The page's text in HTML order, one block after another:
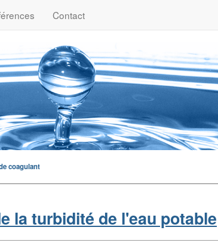
Contact
coagulant
la turbidité de l'eau potable